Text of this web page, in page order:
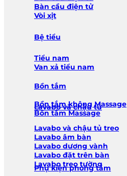
Bàn cầu điện tử
Vòi xịt
Bệ tiểu
Tiểu nam
Van xả tiểu nam
Bồn tắm
Bồn tắm không Massage
Bồn tắm Massage
Lavabo và chậu tủ
Lavabo và chậu tủ treo
Lavabo âm bàn
Lavabo dương vành
Lavabo đặt trên bàn
Lavabo treo tường
Phụ kiện phòng tắm